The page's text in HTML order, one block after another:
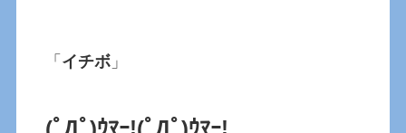
「 イチボ 」
(ﾟДﾟ)ｳﾏｰ!(ﾟДﾟ)ｳﾏｰ!